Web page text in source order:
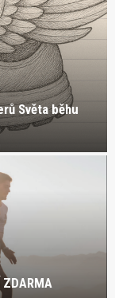
Světa běhu
ZDARMA